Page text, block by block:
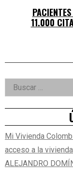
11.000
Right
Asides
Buscar:
Mi Vivienda
acceso a la
ALEJANDRO